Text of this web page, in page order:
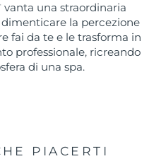
™
vanta una straordinaria
la percezione
fai da te e le trasforma in
professionale, ricreando
di una spa.
PIACERTI